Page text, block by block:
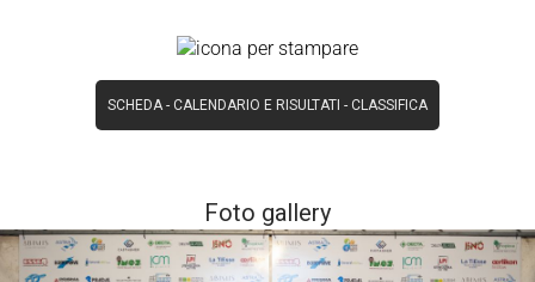
SCHEDA- CALENDARIO E RISULTATI - CLASSIFICA
Foto gallery